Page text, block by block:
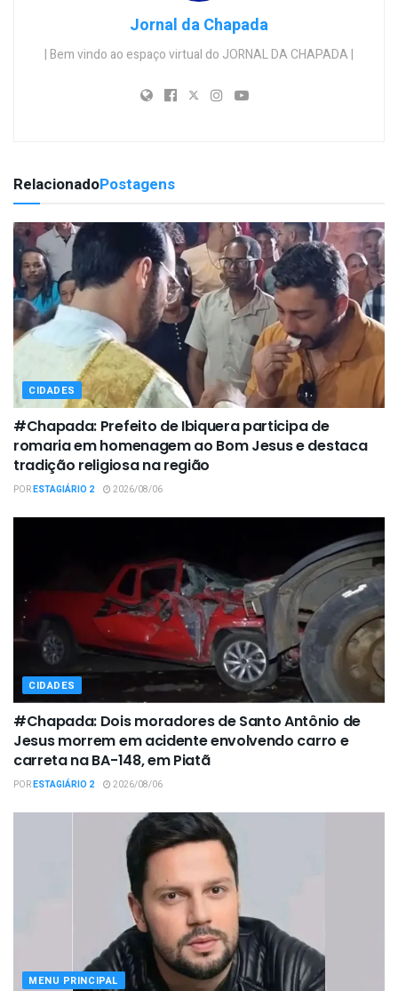
Jornal da Chapada
| Bem vindo ao espaço virtual do JORNAL DA CHAPADA |
RelacionadoPostagens
CIDADES
#Chapada: Prefeito de Ibiquera participa de
romaria em homenagem ao Bom Jesus e destaca
tradição religiosa na região
PORESTAGIÁRIO 2 2026/08/06
CIDADES
#Chapada: Dois moradores de Santo Antônio de
Jesus morrem em acidente envolvendo carro e
carreta na BA-148, em Piatã
PORESTAGIÁRIO 2 2026/08/06
MENU PRINCIPAL